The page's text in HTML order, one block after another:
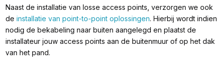
Naast de installatie van losse access points, verzorgen we ook
de installatie van point-to-point oplossingen. Hierbij wordt indien
nodig de bekabeling naar buiten aangelegd en plaatst de
installateur jouw access points aan de buitenmuur of op het dak
van het pand.